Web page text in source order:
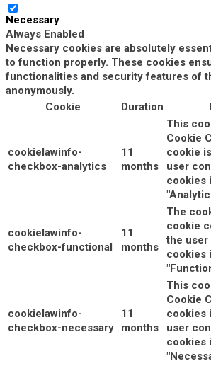
Necessary
Always Enabled
Necessary cookies are absolutely
to function properly. These cookies
functionalities and security features of
anonymously.
Cookie
Duration
cookielawinfo-
checkbox-analytics
11
months
This
Cookie
cookie
user
cookies
cookielawinfo-
checkbox-functional
11
months
The
cookie
the
cookies
cookielawinfo-
checkbox-necessary
11
months
This
Cookie
cookies
user
cookies